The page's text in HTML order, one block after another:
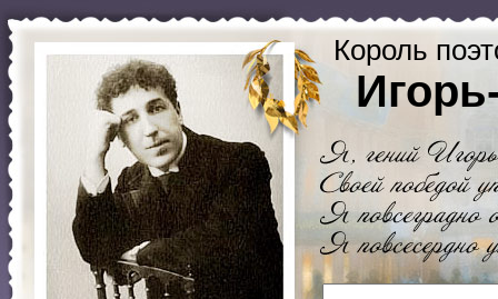
Король